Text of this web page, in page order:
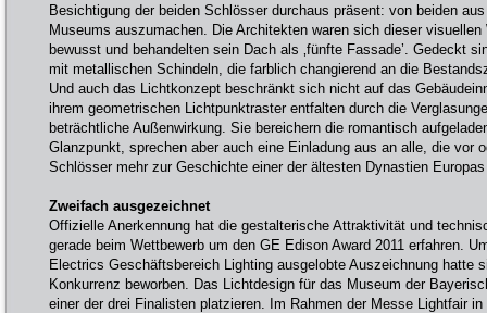
Besichtigung der beiden Schlösser durchaus präsent: von beiden
Museums auszumachen. Die Architekten waren sich dieser
bewusst und behandelten sein Dach als ‚fünfte Fassade’. Gedeckt
mit metallischen Schindeln, die farblich changierend an die
Und auch das Lichtkonzept beschränkt sich nicht auf das
ihrem geometrischen Lichtpunktraster entfalten durch die
beträchtliche Außenwirkung. Sie bereichern die romantisch
Glanzpunkt, sprechen aber auch eine Einladung aus an alle, die vor
Schlösser mehr zur Geschichte einer der ältesten Dynastien
Zweifach ausgezeichnet
Offizielle Anerkennung hat die gestalterische Attraktivität und
gerade beim Wettbewerb um den GE Edison Award 2011 erfahren.
Electrics Geschäftsbereich Lighting ausgelobte Auszeichnung hatte
Konkurrenz beworben. Das Lichtdesign für das Museum der
einer der drei Finalisten platzieren. Im Rahmen der Messe Lightfair